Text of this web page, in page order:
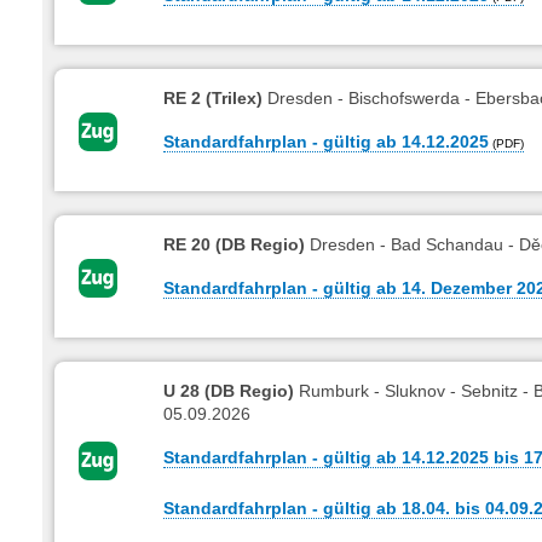
RE 2 (Trilex) Dresden - Bischofswerda -
Standardfahrplan - gültig ab 14.12.2025
RE 20 (DB Regio) Dresden - Bad Schandau -
Standardfahrplan - gültig ab 14. Dezember
U 28 (DB Regio) Rumburk - Sluknov - Sebnitz -
05.09.2026
Standardfahrplan - gültig ab 14.12.2025 bis
Standardfahrplan - gültig ab 18.04. bis